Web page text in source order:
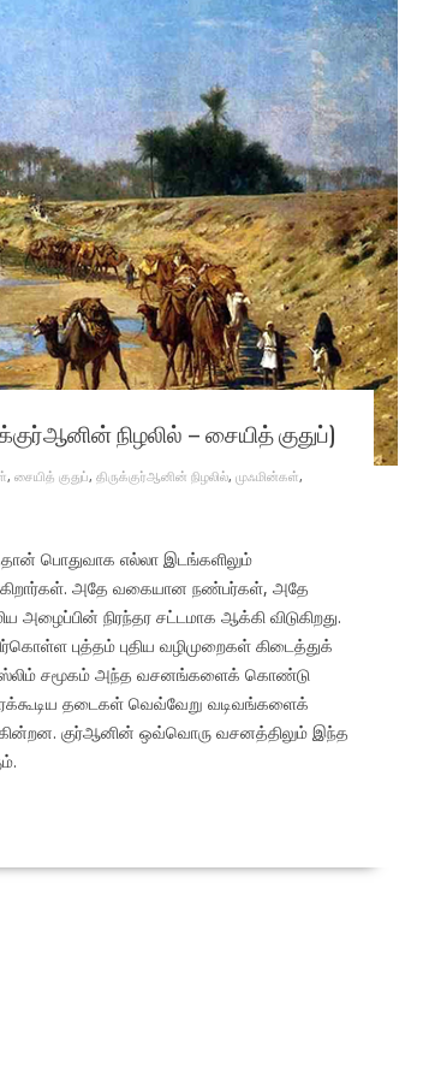
நிழலில் – சையித் குதுப்)
, சையித் குதுப், திருக்குர்ஆனின் நிழலில், முஃமின்கள்,
பொதுவாக எல்லா இடங்களிலும்
அதே வகையான நண்பர்கள், அதே
நிரந்தர சட்டமாக ஆக்கி விடுகிறது.
புத்தம் புதிய வழிமுறைகள் கிடைத்துக்
சமூகம் அந்த வசனங்களைக் கொண்டு
தடைகள் வெவ்வேறு வடிவங்களைக்
குர்ஆனின் ஒவ்வொரு வசனத்திலும் இந்த